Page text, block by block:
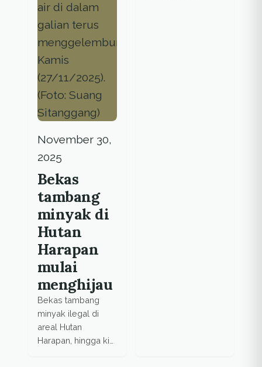
November 30,
2025
Bekas
tambang
minyak di
Hutan
Harapan
mulai
menghijau
Bekas tambang
minyak ilegal di
areal Hutan
Harapan, hingga kini